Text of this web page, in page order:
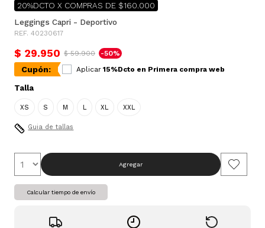
20%DCTO X COMPRAS DE $160.000
Leggings Capri - Deportivo
REF. 40230617
$ 29.950 $ 59.900 -50%
Cupón: Aplicar 15%Dcto en Primera compra web
Talla
XS S M L XL XXL
Guia de tallas
Agregar
Calcular tiempo de envío